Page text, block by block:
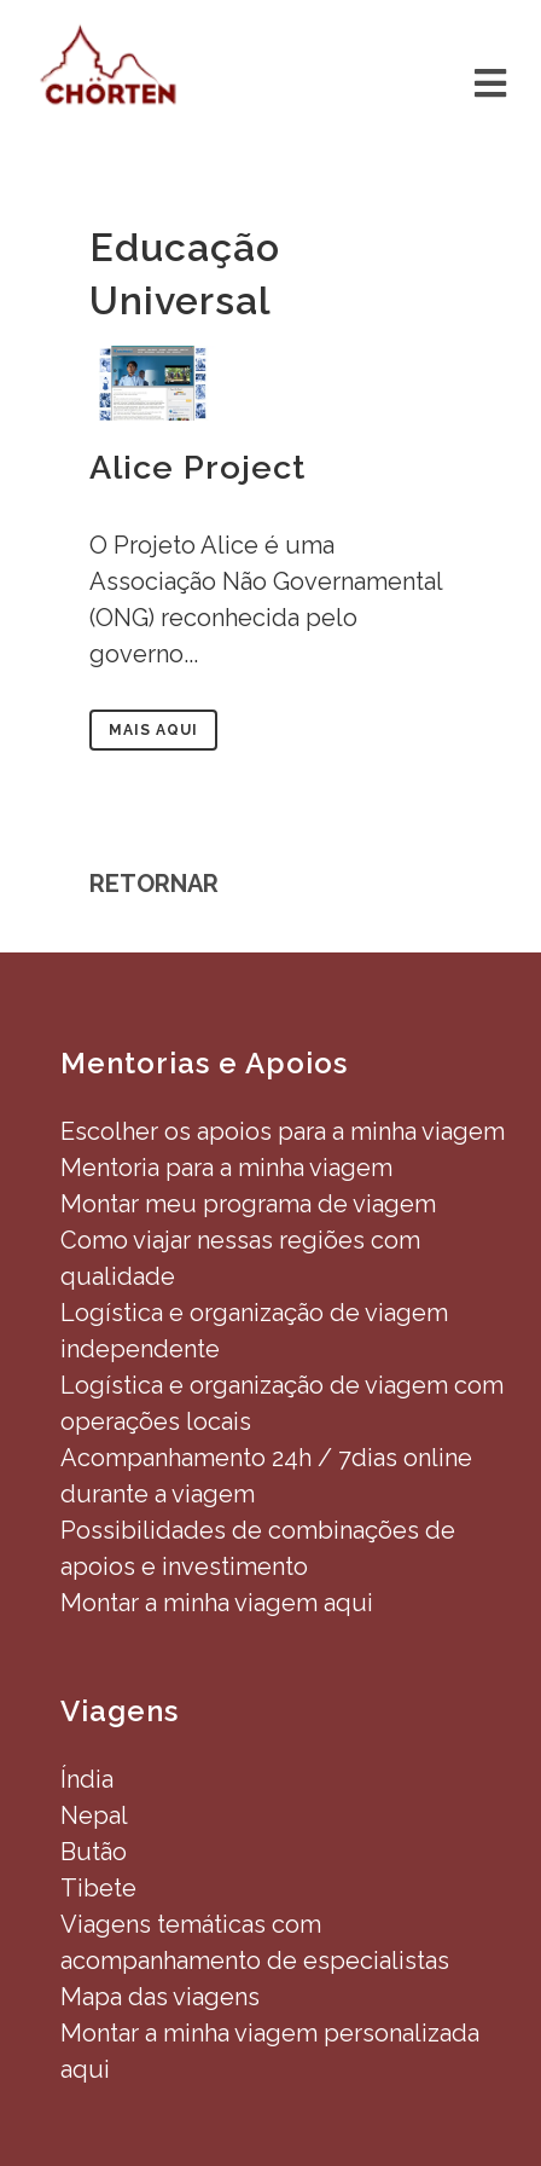
Educação
Universal
Alice Project
O Projeto Alice é uma
Associação Não Governamental
(ONG) reconhecida pelo
governo...
MAIS AQUI
RETORNAR
Mentorias e Apoios
Escolher os apoios para a minha viagem
Mentoria para a minha viagem
Montar meu programa de viagem
Como viajar nessas regiões com
qualidade
Logística e organização de viagem
independente
Logística e organização de viagem com
operações locais
Acompanhamento 24h / 7dias online
durante a viagem
Possibilidades de combinações de
apoios e investimento
Montar a minha viagem aqui
Viagens
Índia
Nepal
Butão
Tibete
Viagens temáticas com
acompanhamento de especialistas
Mapa das viagens
Montar a minha viagem personalizada
aqui